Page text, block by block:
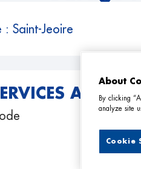
: Saint-Jeoire
AUTO
About
By clicking
analyze site
Cookie